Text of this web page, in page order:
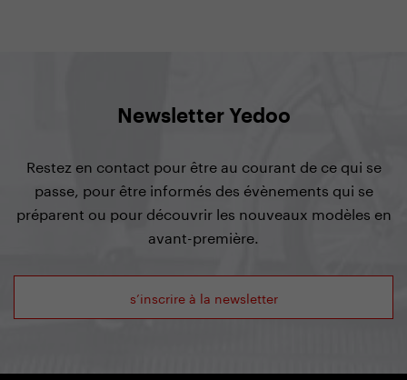
Newsletter Yedoo
Restez en contact pour être au courant de ce qui se
passe, pour être informés des évènements qui se
préparent ou pour découvrir les nouveaux modèles en
avant-première.
s’inscrire à la newsletter